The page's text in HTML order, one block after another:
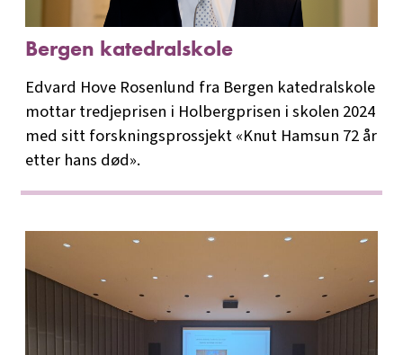
Bergen katedralskole
Edvard Hove Rosenlund fra Bergen katedralskole
mottar tredjeprisen i Holbergprisen i skolen 2024
med sitt forskningsprossjekt «Knut Hamsun 72 år
etter hans død».